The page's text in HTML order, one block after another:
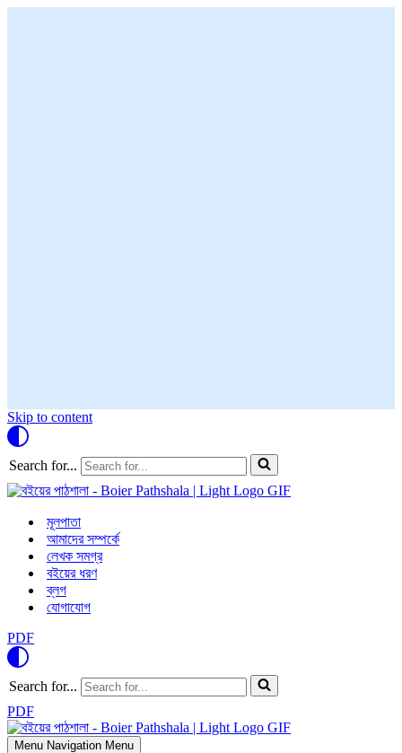
Skip to content
Search for...
মূলপাতা
আমাদের সম্পর্কে
লেখক সমগ্র
বইয়ের ধরণ
ব্লগ
যোগাযোগ
PDF
Search for...
PDF
Menu Navigation Menu